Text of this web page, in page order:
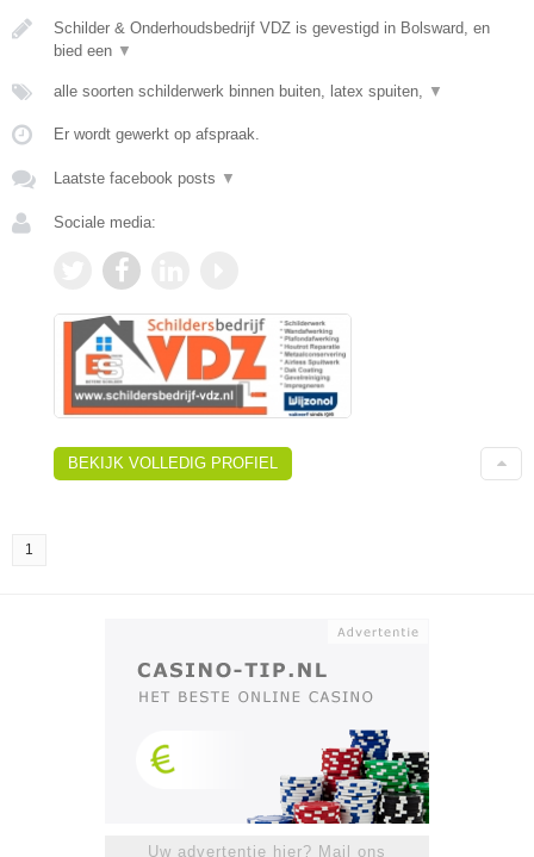
Schilder & Onderhoudsbedrijf VDZ is gevestigd in Bolsward, en
bied een ▼
alle soorten schilderwerk binnen buiten, latex spuiten, ▼
Er wordt gewerkt op afspraak.
Laatste facebook posts ▼
Sociale media:
BEKIJK VOLLEDIG PROFIEL
1
Uw advertentie hier? Mail ons